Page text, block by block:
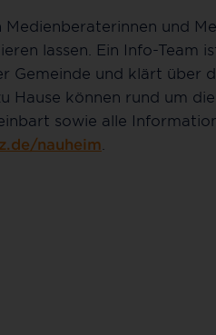
und
lassen. Ein Info-Team
Gemeinde und klärt über
Hause können rund um
sowie alle
nauheim